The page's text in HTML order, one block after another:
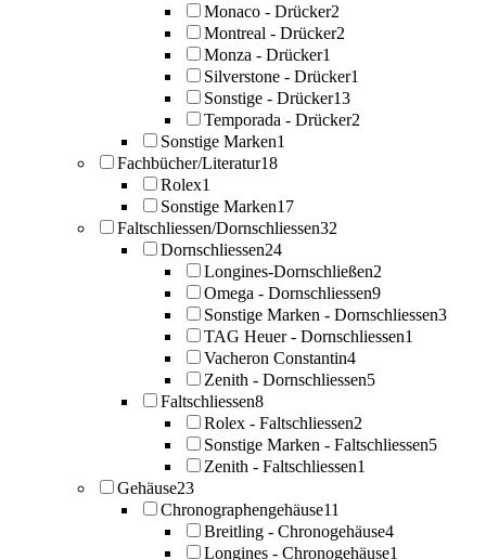
Monaco - Drücker2
Montreal - Drücker2
Monza - Drücker1
Silverstone - Drücker1
Sonstige - Drücker13
Temporada - Drücker2
Sonstige Marken1
Fachbücher/Literatur18
Rolex1
Sonstige Marken17
Faltschliessen/Dornschliessen32
Dornschliessen24
Longines-Dornschließen2
Omega - Dornschliessen9
Sonstige Marken - Dornschliessen3
TAG Heuer - Dornschliessen1
Vacheron Constantin4
Zenith - Dornschliessen5
Faltschliessen8
Rolex - Faltschliessen2
Sonstige Marken - Faltschliessen5
Zenith - Faltschliessen1
Gehäuse23
Chronographengehäuse11
Breitling - Chronogehäuse4
Longines - Chronogehäuse1